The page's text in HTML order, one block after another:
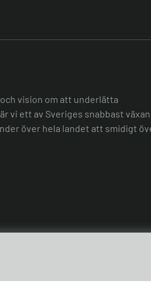
vision om att underlätta
vi ett av Sveriges snabbast
över hela landet att smidigt